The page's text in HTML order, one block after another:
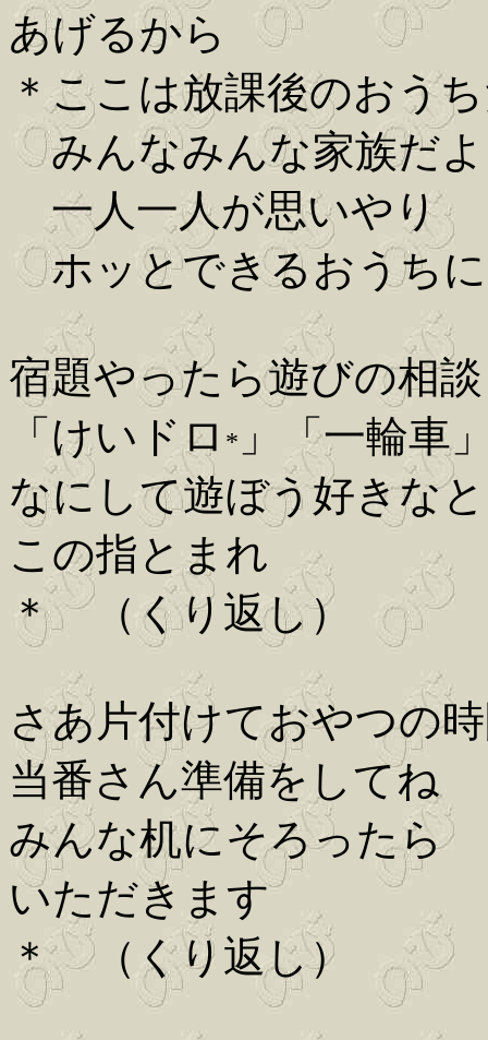
あげるから
＊ここは放課後のおう
みんなみんな家族だよ
一人一人が思いやり
ホッとできるおうち
宿題やったら遊びの相談
「けいドロ * 」「一輪車
なにして遊ぼう好きな
この指とまれ
＊ （くり返し）
さあ片付けておやつの
当番さん準備をしてね
みんな机にそろったら
いただきます
＊ （くり返し）